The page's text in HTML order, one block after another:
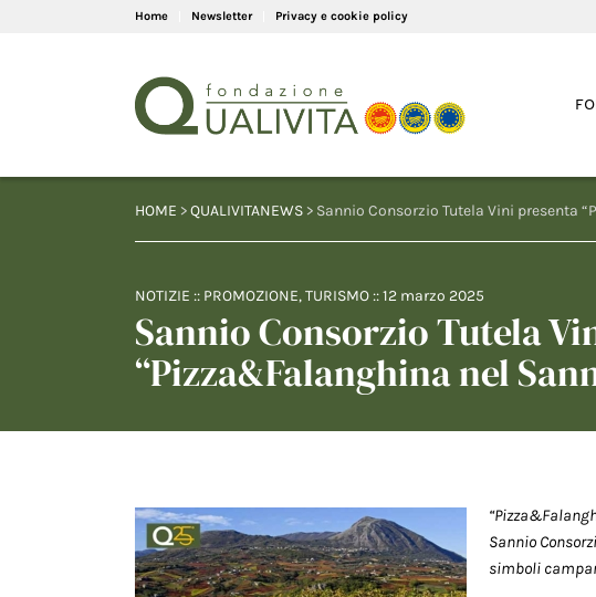
Home Newsletter Privacy e cookie policy
HOME >QUALIVITANEWS > Sannio Consorzio Tutela Vini presenta
NOTIZIE :: PROMOZIONE,TURISMO ::12 marzo 2025
Sannio Consorzio Tutela
“Pizza&Falanghina nel
Sannio
simboli